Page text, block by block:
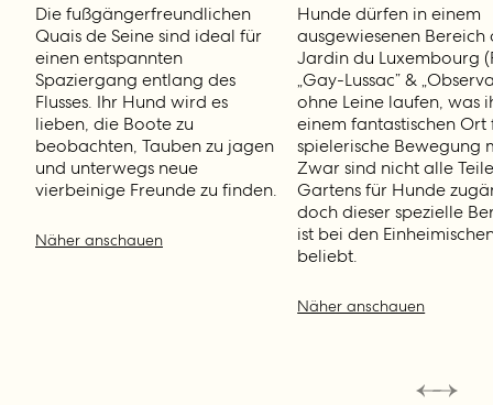
Die fußgängerfreundlichen
Quais de Seine sind ideal für
einen entspannten
Spaziergang entlang des
Flusses. Ihr Hund wird es
lieben, die Boote zu
beobachten, Tauben zu jagen
und unterwegs neue
vierbeinige Freunde zu finden.
Näher anschauen
Hunde dürfen in einem
ausgewiesenen Bereich
Jardin du Luxembourg
„Gay-Lussac” &
ohne Leine laufen, was
einem fantastischen Ort
spielerische Bewegung
Zwar sind nicht alle
Gartens für Hunde
doch dieser spezielle
ist bei den
beliebt.
Näher anschauen